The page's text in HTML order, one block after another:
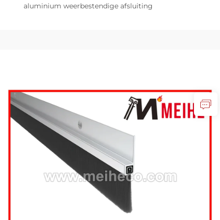
aluminium weerbestendige afsluiting